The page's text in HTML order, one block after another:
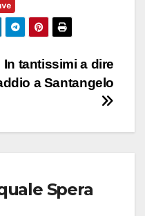
In tantissimi a dire
a Santangelo
Spera